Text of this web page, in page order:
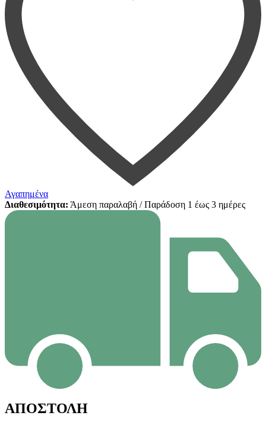
Αγαπημένα
Διαθεσιμότητα: Άμεση παραλαβή / Παράδoση 1 έως 3 ημέρες